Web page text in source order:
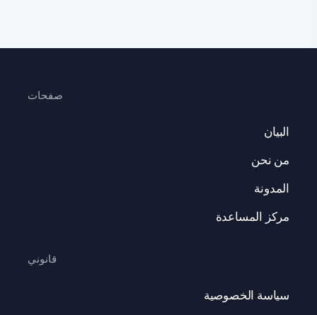
صفحات
البيان
من نحن
المدونة
مركز المساعدة
قانوني
سياسة الخصوصية